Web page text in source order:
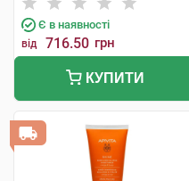
Є в наявності
від 716.50 грн
КУПИТИ